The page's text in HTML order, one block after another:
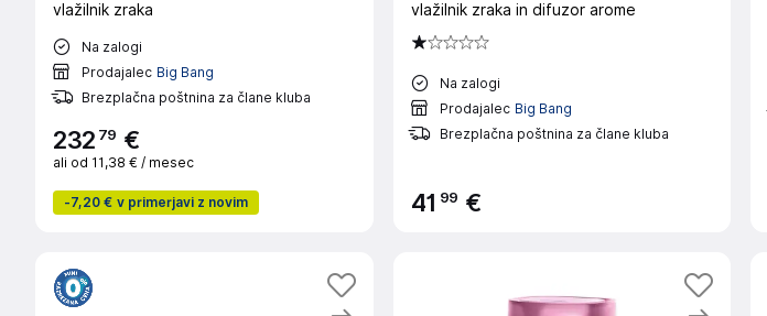
vlažilnik zraka
Na zalogi
Prodajalec Big Bang
Brezplačna poštnina za člane kluba
232 79 €
ali od 11,38 € / mesec
-7,20 € v primerjavi z novim
vlažilnik zraka in difuzor arome
Na zalogi
Prodajalec Big Bang
Brezplačna poštnina za člane kluba
41 99 €